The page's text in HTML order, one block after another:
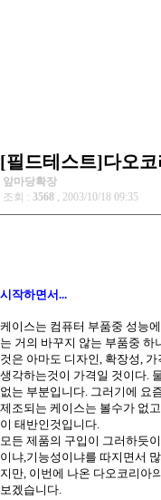
[필드테스트]다오코
앞마당확장
조회 : 3568 , 2003/10/18 09:35
시작하면서...
케이스는 컴퓨터 부품중 성능
는 거의 바꾸지 않는 부품중 하
것은 아마도 디자인, 확장성,
생각하는것이 가격일 것이다.
없는 부분입니다. 그러기에 요
제조되는 케이스는 볼수가 없
이 태반인것입니다.
모든 제품의 구입이 그러하듯
이냐,기능성이냐를 따지면서
지만, 이번에 나온 다오코리아
보겠습니다.